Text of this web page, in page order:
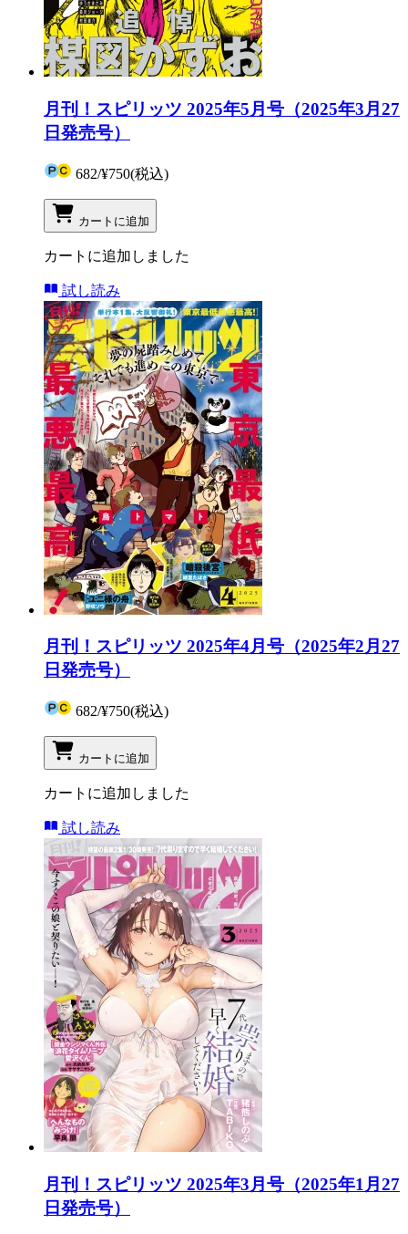
月刊！スピリッツ 2025年5月号（2025年3月27
日発売号）
682/¥750(税込)
カートに追加
カートに追加しました
試し読み
月刊！スピリッツ 2025年4月号（2025年2月27
日発売号）
682/¥750(税込)
カートに追加
カートに追加しました
試し読み
月刊！スピリッツ 2025年3月号（2025年1月27
日発売号）